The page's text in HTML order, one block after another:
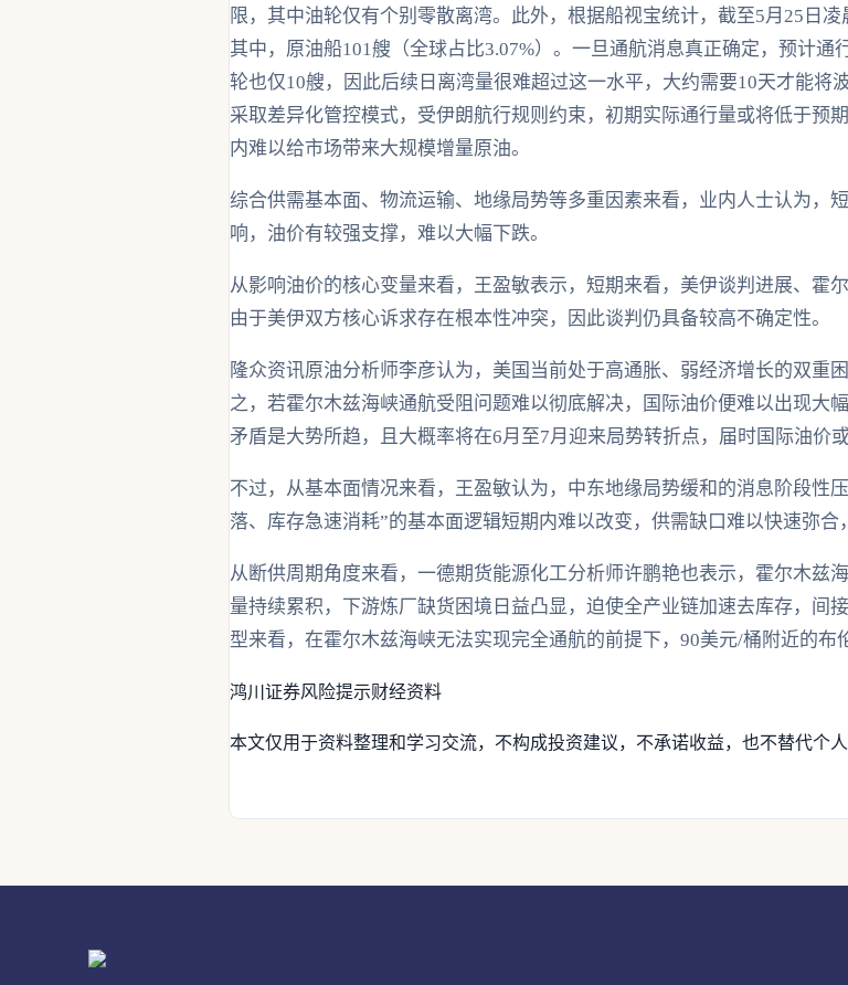
限，其中油轮仅有个别零散离湾。此外，根据船视宝统计，截至5月25日凌
其中，原油船101艘（全球占比3.07%）。一旦通航消息真正确定，预计
轮也仅10艘，因此后续日离湾量很难超过这一水平，大约需要10天才能将
采取差异化管控模式，受伊朗航行规则约束，初期实际通行量或将低于预
内难以给市场带来大规模增量原油。
综合供需基本面、物流运输、地缘局势等多重因素来看，业内人士认为，
响，油价有较强支撑，难以大幅下跌。
从影响油价的核心变量来看，王盈敏表示，短期来看，美伊谈判进展、霍
由于美伊双方核心诉求存在根本性冲突，因此谈判仍具备较高不确定性。
隆众资讯原油分析师李彦认为，美国当前处于高通胀、弱经济增长的双重
之，若霍尔木兹海峡通航受阻问题难以彻底解决，国际油价便难以出现大
矛盾是大势所趋，且大概率将在6月至7月迎来局势转折点，届时国际油价
不过，从基本面情况来看，王盈敏认为，中东地缘局势缓和的消息阶段性
落、库存急速消耗”的基本面逻辑短期内难以改变，供需缺口难以快速弥合
从断供周期角度来看，一德期货能源化工分析师许鹏艳也表示，霍尔木兹
量持续累积，下游炼厂缺货困境日益凸显，迫使全产业链加速去库存，间
型来看，在霍尔木兹海峡无法实现完全通航的前提下，90美元/桶附近的布
鸿川证券风险提示财经资料
本文仅用于资料整理和学习交流，不构成投资建议，不承诺收益，也不替代个人